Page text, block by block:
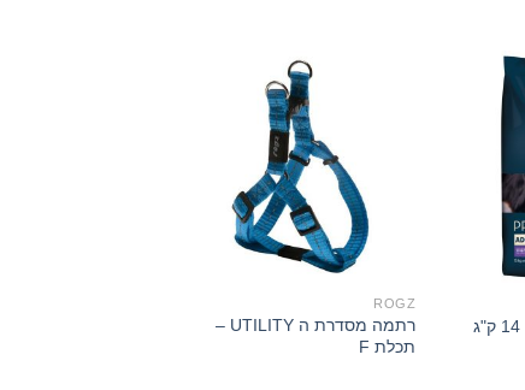
ROGZ
רתמה מסדרת ה UTILITY –
תכלת F